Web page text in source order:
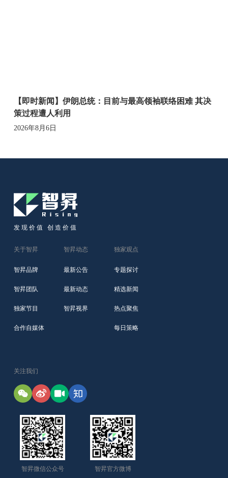
【即时新闻】伊朗总统：目前与最高领袖联络困难 其决
策过程遭人利用
2026年8月6日
发现价值 创造价值
关于智昇
智昇品牌
智昇团队
独家节目
合作自媒体
智昇动态
最新公告
最新动态
智昇视界
独家观点
专题探讨
精选新闻
热点聚焦
每日策略
关注我们
智昇微信公众号 智昇官方微博